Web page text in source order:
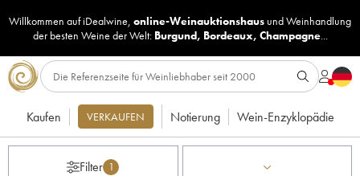
Willkommen auf iDealwine, online-Weinauktionshaus undWeinhandlung
der besten Weine der Welt: Burgund, Bordeaux, Champagne...
Kaufen VERKAUFEN Notierung Wein-Enzyklopädie
Filter 1